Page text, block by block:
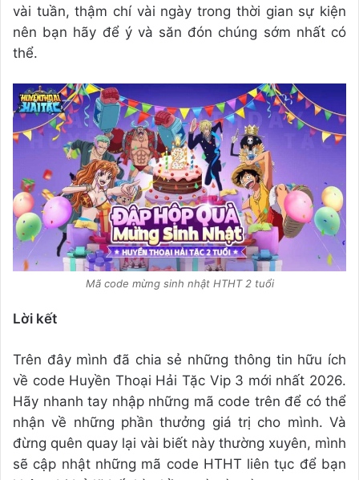
vài tuần, thậm chí vài ngày trong thời gian sự kiện
nên bạn hãy để ý và săn đón chúng sớm nhất có
thể.
Mã code mừng sinh nhật HTHT 2 tuổi
Lời kết
Trên đây mình đã chia sẻ những thông tin hữu ích
về code Huyền Thoại Hải Tặc Vip 3 mới nhất 2026.
Hãy nhanh tay nhập những mã code trên để có thể
nhận về những phần thưởng giá trị cho mình. Và
đừng quên quay lại vài biết này thường xuyên, mình
sẽ cập nhật những mã code HTHT liên tục để bạn